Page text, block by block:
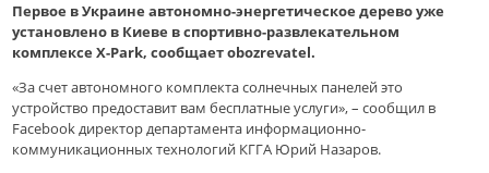
Первое в Украине автономно-энергетическое дерево уже
установлено в Киеве в спортивно-развлекательном
комплексе X-Park, сообщает obozrevatel.
«За счет автономного комплекта солнечных панелей это
устройство предоставит вам бесплатные услуги», – сообщил в
Facebook директор департамента информационно-
коммуникационных технологий КГГА Юрий Назаров.